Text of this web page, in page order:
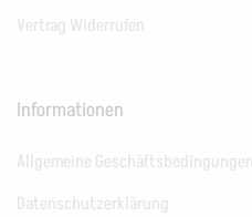
Vertrag Widerrufen
Informationen
Allgemeine Geschäftsbedingungen
Datenschutzerklärung